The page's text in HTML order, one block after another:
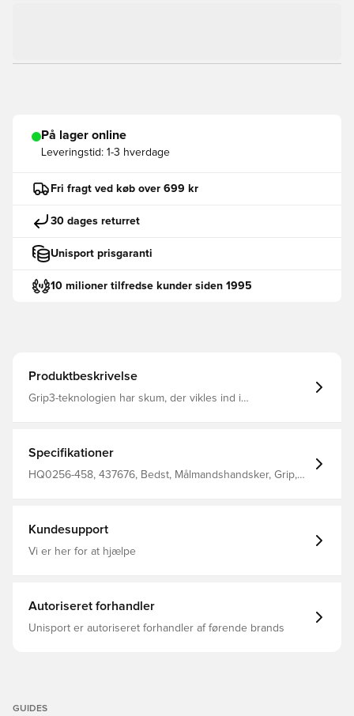
På lager online
Leveringstid: 1-3 hverdage
Fri fragt ved køb over 699 kr
30 dages returret
Unisport prisgaranti
10 milioner tilfredse kunder siden 1995
Produktbeskrivelse
Grip3-teknologien har skum, der vikles ind i
der kan strammes, så du får en tæt og personlig pasform
Rulle fladt snit
Specifikationer
HQ0256-458, 437676, Bedst, Målmandshandsker, Grip,
Kundesupport
Vi er her for at hjælpe
Autoriseret forhandler
Unisport er autoriseret forhandler af førende brands
GUIDES